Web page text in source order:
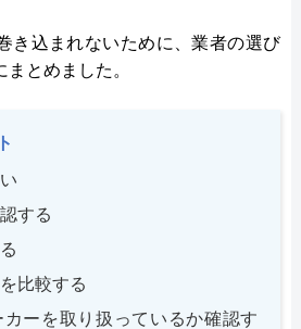
き込まれないために、業者の選び
とめました。
する
比較する
ーを取り扱っているか確認す